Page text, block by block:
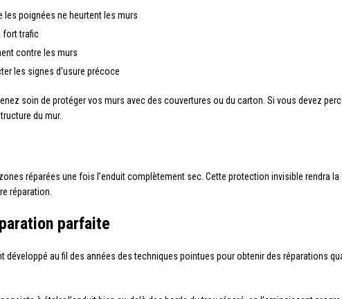
les poignées ne heurtent les murs
fort trafic
contre les murs
les signes d’usure précoce
soin de protéger vos murs avec des couvertures ou du carton. Si vous devez
du mur.
réparées une fois l’enduit complètement sec. Cette protection invisible rendra
réparation.
parfaite
développé au fil des années des techniques pointues pour obtenir des réparations